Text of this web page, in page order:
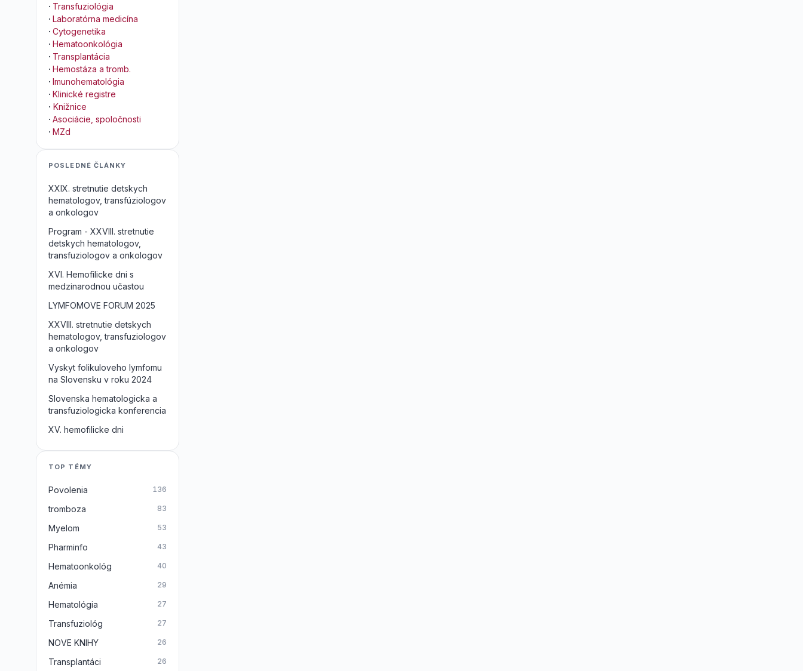
· Transfuziológia
· Laboratórna medicína
· Cytogenetika
· Hematoonkológia
· Transplantácia
· Hemostáza a tromb.
· Imunohematológia
· Klinické registre
· Knižnice
· Asociácie, spoločnosti
· MZd
POSLEDNÉ ČLÁNKY
XXIX. stretnutie detskych
hematologov, transfúziologov
a onkologov
Program - XXVIII. stretnutie
detskych hematologov,
transfuziologov a onkologov
XVI. Hemofilicke dni s
medzinarodnou učastou
LYMFOMOVE FORUM 2025
XXVIII. stretnutie detskych
hematologov, transfuziologov
a onkologov
Vyskyt folikuloveho lymfomu
na Slovensku v roku 2024
Slovenska hematologicka a
transfuziologicka konferencia
XV. hemofilicke dni
TOP TÉMY
Povolenia 136
tromboza 83
Myelom 53
Pharminfo 43
Hematoonkológ 40
Anémia 29
Hematológia 27
Transfuziológ 27
NOVE KNIHY 26
Transplantáci 26